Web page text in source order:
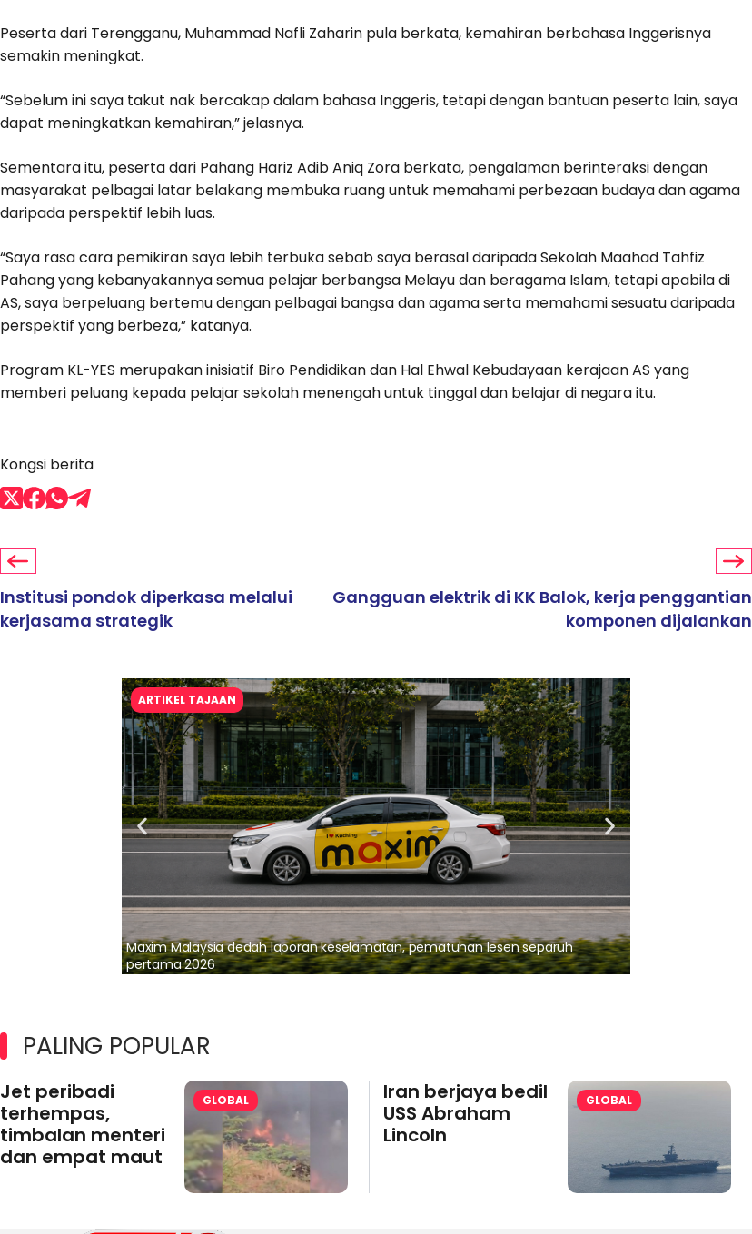
Peserta dari Terengganu, Muhammad Nafli Zaharin pula berkata, kemahiran berbahasa Inggerisnya
semakin meningkat.
“Sebelum ini saya takut nak bercakap dalam bahasa Inggeris, tetapi dengan bantuan peserta lain, saya
dapat meningkatkan kemahiran,” jelasnya.
Sementara itu, peserta dari Pahang Hariz Adib Aniq Zora berkata, pengalaman berinteraksi dengan
masyarakat pelbagai latar belakang membuka ruang untuk memahami perbezaan budaya dan agama
daripada perspektif lebih luas.
“Saya rasa cara pemikiran saya lebih terbuka sebab saya berasal daripada Sekolah Maahad Tahfiz
Pahang yang kebanyakannya semua pelajar berbangsa Melayu dan beragama Islam, tetapi apabila di
AS, saya berpeluang bertemu dengan pelbagai bangsa dan agama serta memahami sesuatu daripada
perspektif yang berbeza,” katanya.
Program KL-YES merupakan inisiatif Biro Pendidikan dan Hal Ehwal Kebudayaan kerajaan AS yang
memberi peluang kepada pelajar sekolah menengah untuk tinggal dan belajar di negara itu.
Kongsi berita
Institusi pondok diperkasa melalui
kerjasama strategik
Gangguan elektrik di KK Balok, kerja penggantian
komponen dijalankan
ARTIKEL TAJAAN
Maxim Malaysia dedah laporan keselamatan, pematuhan lesen separuh
pertama 2026
PALING POPULAR
Jet peribadi
terhempas,
timbalan menteri
dan empat maut
GLOBAL
Iran berjaya bedil
USS Abraham
Lincoln
GLOBAL